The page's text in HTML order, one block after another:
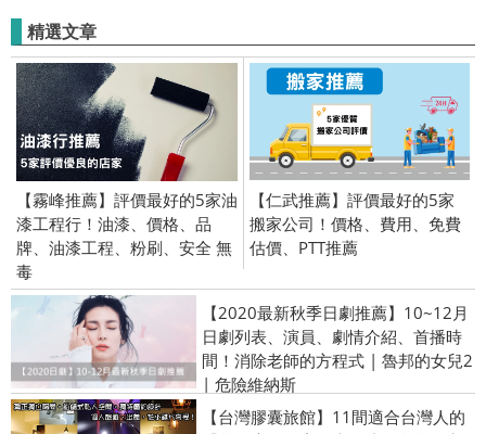
精選文章
【霧峰推薦】評價最好的5家油
漆工程行！油漆、價格、品
牌、油漆工程、粉刷、安全 無
毒
【仁武推薦】評價最好的5家
搬家公司！價格、費用、免費
估價、PTT推薦
【2020最新秋季日劇推薦】10~12月
日劇列表、演員、劇情介紹、首播時
間！消除老師的方程式 | 魯邦的女兒2
| 危險維納斯
【台灣膠囊旅館】11間適合台灣人的